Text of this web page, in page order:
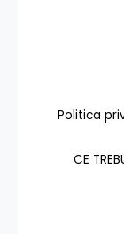
Politica
CE